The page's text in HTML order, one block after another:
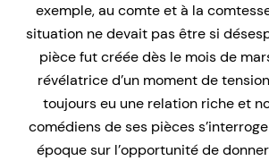
exemple, au comte et à la
situation ne devait pas être si
pièce fut créée dès le mois de
révélatrice d’un moment de
toujours eu une relation riche et
comédiens de ses pièces
époque sur l’opportunité de